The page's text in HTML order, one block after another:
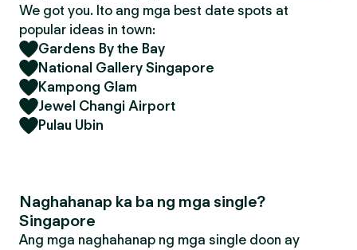
We got you. Ito ang mga best date spots at
popular ideas in town:
Gardens By the Bay
National Gallery Singapore
Kampong Glam
Jewel Changi Airport
Pulau Ubin
Naghahanap ka ba ng mga single?
Singapore
Ang mga naghahanap ng mga single doon ay